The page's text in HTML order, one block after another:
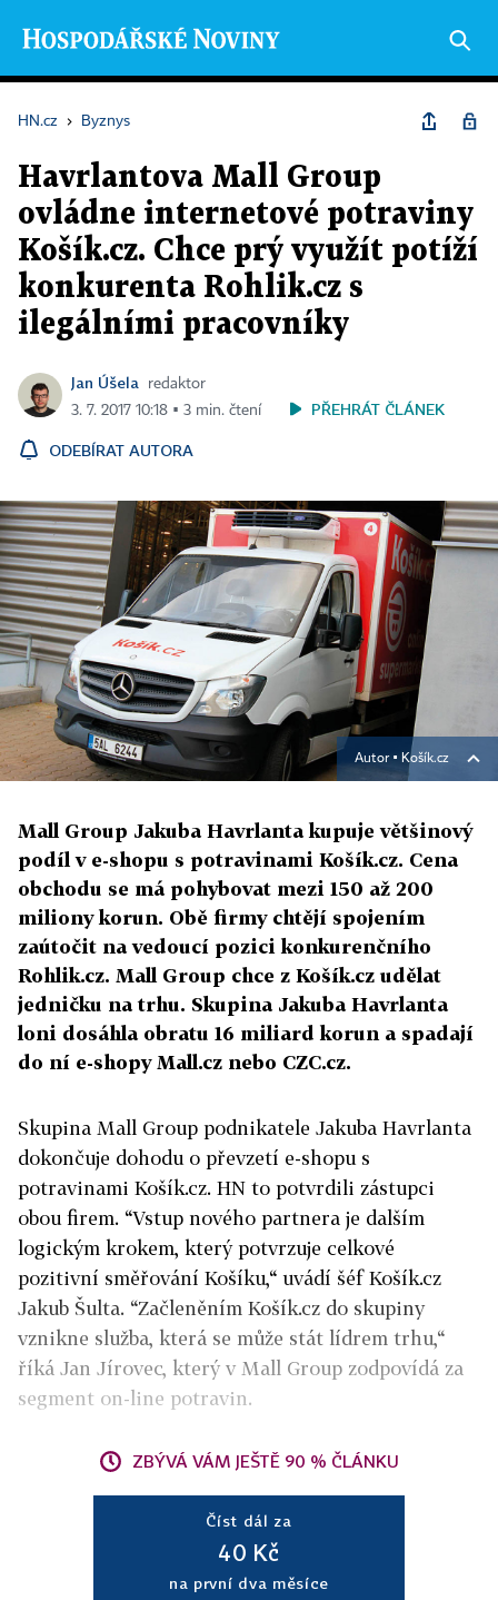
HN.cz › Byznys
Havrlantova Mall Group
ovládne internetové potraviny
Košík.cz. Chce prý využít potíží
konkurenta Rohlik.cz s
ilegálními pracovníky
Jan Úšela
redaktor
3. 7. 2017 10:18 ▪ 3 min. čtení
PŘEHRÁT ČLÁNEK
ODEBÍRAT AUTORA
Autor ▪ Košík.cz
Mall Group Jakuba Havrlanta kupuje většinový
podíl v e-shopu s potravinami Košík.cz. Cena
obchodu se má pohybovat mezi 150 až 200
miliony korun. Obě firmy chtějí spojením
zaútočit na vedoucí pozici konkurenčního
Rohlik.cz. Mall Group chce z Košík.cz udělat
jedničku na trhu. Skupina Jakuba Havrlanta
loni dosáhla obratu 16 miliard korun a spadají
do ní e-shopy Mall.cz nebo CZC.cz.
Skupina Mall Group podnikatele Jakuba Havrlanta
dokončuje dohodu o převzetí e-shopu s
potravinami Košík.cz. HN to potvrdili zástupci
obou firem. “Vstup nového partnera je dalším
logickým krokem, který potvrzuje celkové
pozitivní směřování Košíku,“ uvádí šéf Košík.cz
Jakub Šulta. “Začleněním Košík.cz do skupiny
vznikne služba, která se může stát lídrem trhu,“
říká Jan Jírovec, který v Mall Group zodpovídá za
segment on-line potravin.
ZBÝVÁ VÁM JEŠTĚ 90 % ČLÁNKU
Číst dál za
40 Kč
na první dva měsíce